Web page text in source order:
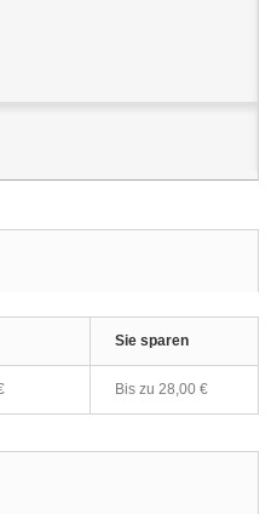
Sie sparen
Bis zu 28,00 €